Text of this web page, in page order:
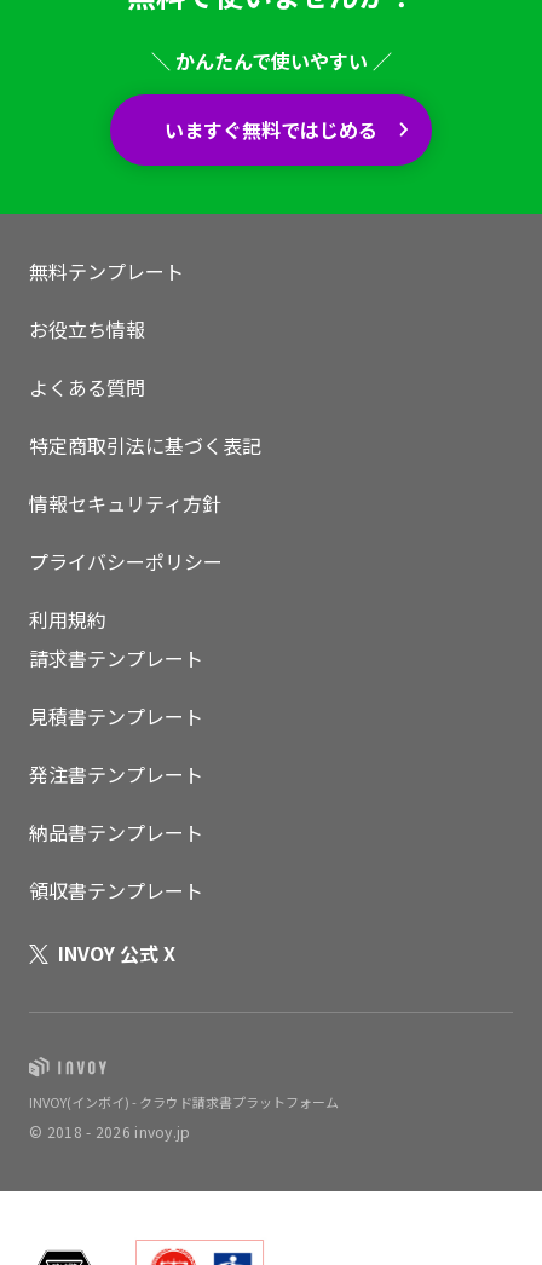
＼ かんたんで使いやすい ／
いますぐ無料ではじめる
無料テンプレート
お役立ち情報
よくある質問
特定商取引法に基づく表記
情報セキュリティ方針
プライバシーポリシー
利用規約
請求書テンプレート
見積書テンプレート
発注書テンプレート
納品書テンプレート
領収書テンプレート
INVOY 公式 X
INVOY(インボイ) - クラウド請求書プラットフォーム
© 2018 - 2026 invoy.jp